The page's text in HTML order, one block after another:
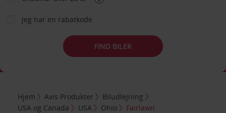
Jeg har en rabatkode
FIND BILER
Hjem Avis Produkter
Biludlejning
USA og Canada
USA Ohio Fairlawn